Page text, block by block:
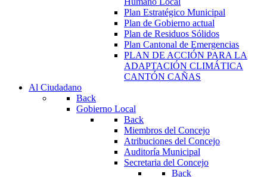
Plan Estratégico Municipal
Plan de Gobierno actual
Plan de Residuos Sólidos
Plan Cantonal de Emergencias
PLAN DE ACCIÓN PARA LA
ADAPTACIÓN CLIMÁTICA
CANTÓN CAÑAS
Al Ciudadano
Back
Gobierno Local
Back
Miembros del Concejo
Atribuciones del Concejo
Auditoría Municipal
Secretaria del Concejo
Back